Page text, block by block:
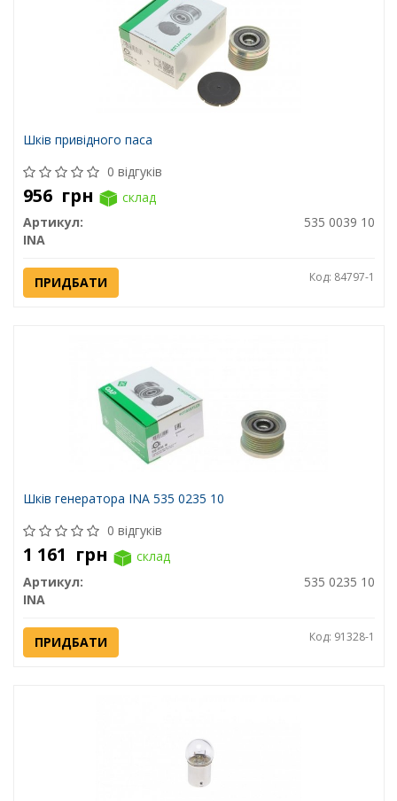
Шків привідного паса
0 відгуків
956 грн
склад
Артикул:
535 0039 10
INA
ПРИДБАТИ Код: 84797-1
Шків генератора INA 535 0235 10
0 відгуків
1 161 грн
склад
Артикул:
535 0235 10
INA
ПРИДБАТИ Код: 91328-1